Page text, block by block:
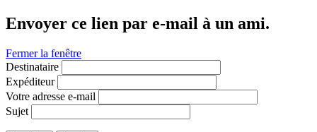
Envoyer ce lien par e-mail à un ami.
Fermer la fenêtre
Destinataire
Expéditeur
Votre adresse e-mail
Sujet